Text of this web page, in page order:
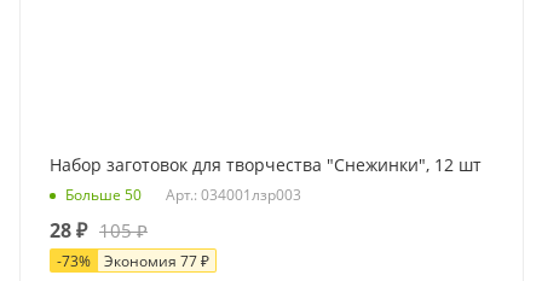
Набор заготовок для творчества "Снежинки", 12 шт
Больше 50 Арт.: 034001лзр003
28₽ 105₽
-73% Экономия 77₽